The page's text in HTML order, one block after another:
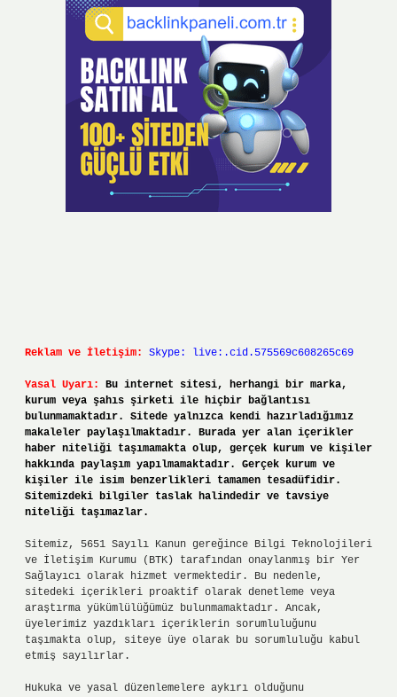
Reklam ve İletişim: Skype: live:.cid.575569c608265c69
Yasal Uyarı:
Bu internet sitesi, herhangi bir marka,
kurum veya şahıs şirketi ile hiçbir bağlantısı
bulunmamaktadır. Sitede yalnızca kendi hazırladığımız
makaleler paylaşılmaktadır. Burada yer alan içerikler
haber niteliği taşımamakta olup, gerçek kurum ve kişiler
hakkında paylaşım yapılmamaktadır. Gerçek kurum ve
kişiler ile isim benzerlikleri tamamen tesadüfidir.
Sitemizdeki bilgiler taslak halindedir ve tavsiye
niteliği taşımazlar.
Sitemiz, 5651 Sayılı Kanun gereğince Bilgi Teknolojileri
ve İletişim Kurumu (BTK) tarafından onaylanmış bir Yer
Sağlayıcı olarak hizmet vermektedir. Bu nedenle,
sitedeki içerikleri proaktif olarak denetleme veya
araştırma yükümlülüğümüz bulunmamaktadır. Ancak,
üyelerimiz yazdıkları içeriklerin sorumluluğunu
taşımakta olup, siteye üye olarak bu sorumluluğu kabul
etmiş sayılırlar.
Hukuka ve yasal düzenlemelere aykırı olduğunu